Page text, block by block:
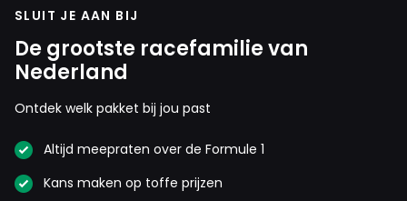
SLUIT JE AAN BIJ
De grootste racefamilie van
Nederland
Ontdek welk pakket bij jou past
Altijd meepraten over de Formule 1
Kans maken op toffe prijzen